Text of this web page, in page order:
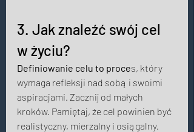
3. Jak znaleźć swój cel
w życiu?
Definiowanie celu to proces, który
wymaga refleksji nad sobą i swoimi
aspiracjami. Zacznij od małych
kroków. Pamiętaj, że cel powinien być
realistyczny, mierzalny i osiągalny.